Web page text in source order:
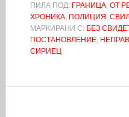
ПИЛА ПОД: ГРАНИЦА, ОТ
ХРОНИКА, ПОЛИЦИЯ ,
МАРКИРАНИ С: БЕЗ
ПОСТАНОВЛЕНИЕ,
СИРИЕЦ